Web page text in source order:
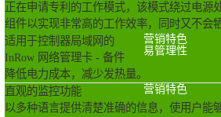
正在申请专利的工作模式，该模式绕过电源
组件以实现非常高的工作效率，同时又不会
适用于控制器局域网的
InRow 网络管理卡 - 备件
降低电力成本，减少发热量。
直观的监控功能
以多种语言提供清楚准确的信息，使用户能
营销特色
易管理性
营销特色